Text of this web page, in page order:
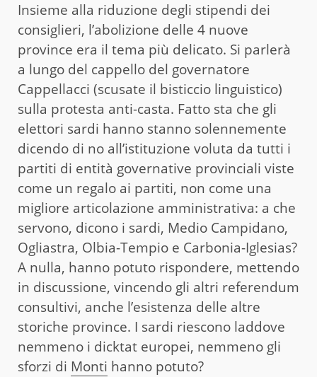
Insieme alla riduzione degli stipendi dei
consiglieri, l’abolizione delle 4 nuove
province era il tema più delicato. Si parlerà
a lungo del cappello del governatore
Cappellacci (scusate il bisticcio linguistico)
sulla protesta anti-casta. Fatto sta che gli
elettori sardi hanno stanno solennemente
dicendo di no all’istituzione voluta da tutti i
partiti di entità governative provinciali viste
come un regalo ai partiti, non come una
migliore articolazione amministrativa: a che
servono, dicono i sardi, Medio Campidano,
Ogliastra, Olbia-Tempio e Carbonia-Iglesias?
A nulla, hanno potuto rispondere, mettendo
in discussione, vincendo gli altri referendum
consultivi, anche l’esistenza delle altre
storiche province. I sardi riescono laddove
nemmeno i dicktat europei, nemmeno gli
sforzi di Monti hanno potuto?